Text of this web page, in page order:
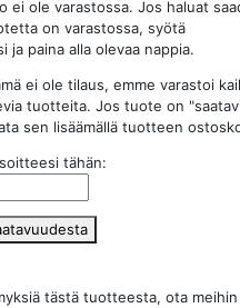
ei ole varastossa. Jos haluat
on varastossa, syötä
ja paina alla olevaa nappia.
ei ole tilaus, emme varastoi
tuotteita. Jos tuote on
sen lisäämällä tuotteen
tähän:
tästä tuotteesta, ota